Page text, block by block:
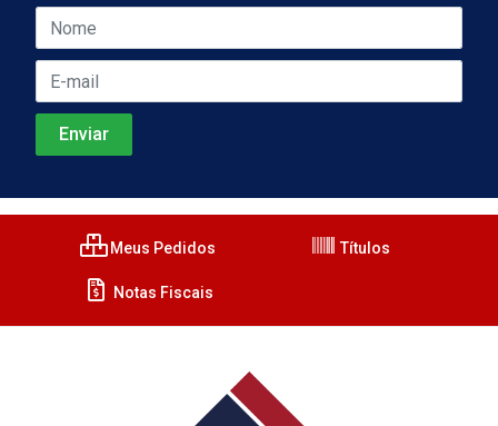
Meus Pedidos Títulos
Notas Fiscais